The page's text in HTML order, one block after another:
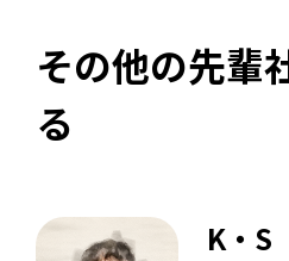
その他の先輩
る
K・S